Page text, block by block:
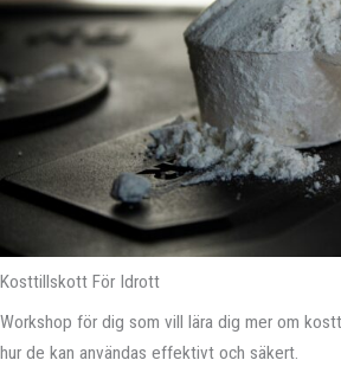
Kosttillskott För Idrott
Workshop för dig som vill lära dig mer om
hur de kan användas effektivt och säkert.